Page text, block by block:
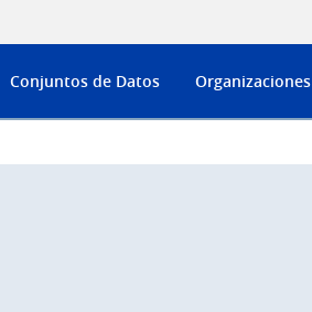
Conjuntos de Datos Organizaciones